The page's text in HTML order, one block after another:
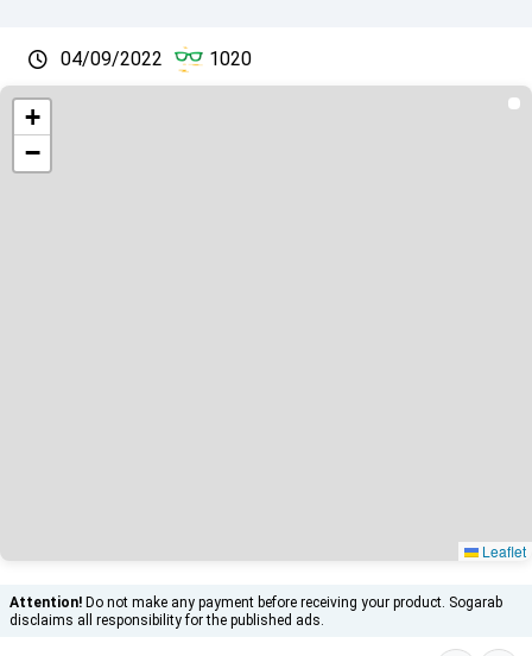
04/09/2022 1020
+
−
Leaflet
Attention! Do not make any payment before receiving your product. Sogarab
disclaims all responsibility for the published ads.